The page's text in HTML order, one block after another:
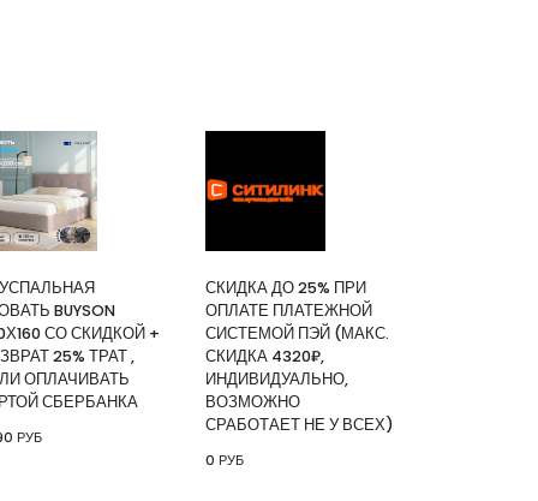
Digma DM-LED55UQB31 QLED, 4K
СМАРТ ТВ, Google TV
КУПИТЬ
кровать buyson 200х160 со
25% трат , если оплачивать
BUYSON
СО СКИДКОЙ +
25% ТРАТ ,
ОПЛАЧИВАТЬ
СБЕРБАНКА
РУБ
СКИДКА ДО 25% ПРИ
ОПЛАТЕ ПЛАТЕЖНОЙ
СИСТЕМОЙ ПЭЙ (МАКС.
СКИДКА 4320₽,
ИНДИВИДУАЛЬНО,
ВОЗМОЖНО
СРАБОТАЕТ НЕ У ВСЕХ)
0 РУБ